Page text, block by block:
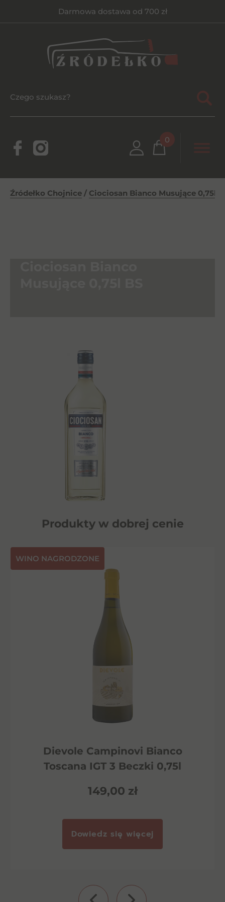
Darmowa dostawa od 700 zł
0
Źródełko Chojnice / Ciociosan Bianco Musujące 0,75l
Produkty w dobrej cenie
⁠WINO NAGRODZONE
Dievole Campinovi Bianco
Toscana IGT 3 Beczki 0,75l
149,00 zł
Dowiedz się więcej